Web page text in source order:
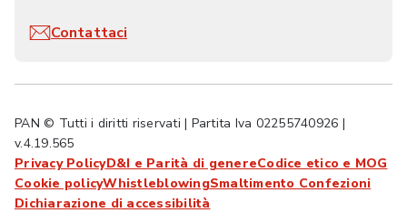
Contattaci
PAN © Tutti i diritti riservati | Partita Iva 02255740926 |
v.4.19.565
Privacy PolicyD&I e Parità di genereCodice etico e MOG
Cookie policyWhistleblowingSmaltimento Confezioni
Dichiarazione di accessibilità